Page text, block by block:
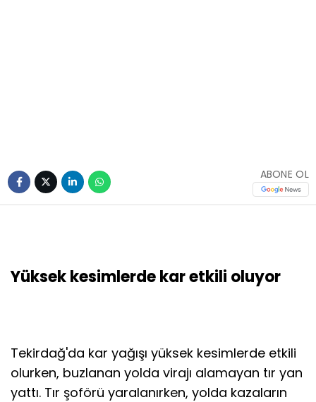
ABONE OL
Yüksek kesimlerde kar etkili oluyor
Tekirdağ'da kar yağışı yüksek kesimlerde etkili
olurken, buzlanan yolda virajı alamayan tır yan
yattı. Tır şoförü yaralanırken, yolda kazaların